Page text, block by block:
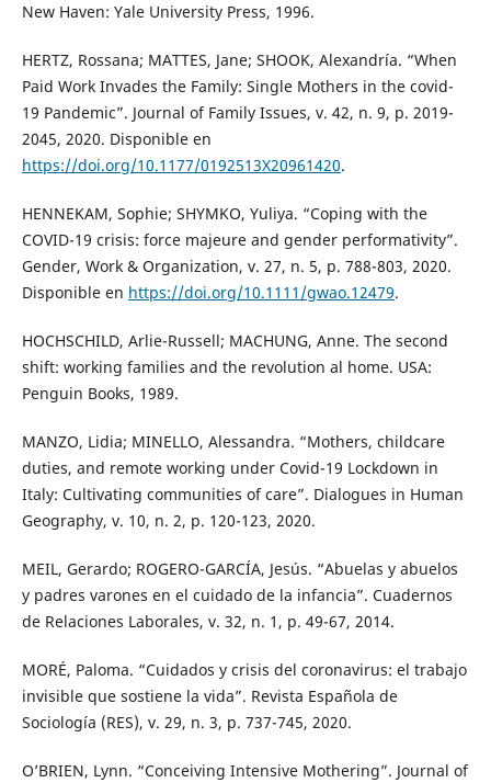
New Haven: Yale University Press, 1996.
HERTZ, Rossana; MATTES, Jane; SHOOK, Alexandría. “When
Paid Work Invades the Family: Single Mothers in the covid-
19 Pandemic”. Journal of Family Issues, v. 42, n. 9, p. 2019-
2045, 2020. Disponible en
https://doi.org/10.1177/0192513X20961420.
HENNEKAM, Sophie; SHYMKO, Yuliya. “Coping with the
COVID-19 crisis: force majeure and gender performativity”.
Gender, Work & Organization, v. 27, n. 5, p. 788-803, 2020.
Disponible en https://doi.org/10.1111/gwao.12479.
HOCHSCHILD, Arlie-Russell; MACHUNG, Anne. The second
shift: working families and the revolution al home. USA:
Penguin Books, 1989.
MANZO, Lidia; MINELLO, Alessandra. “Mothers, childcare
duties, and remote working under Covid-19 Lockdown in
Italy: Cultivating communities of care”. Dialogues in Human
Geography, v. 10, n. 2, p. 120-123, 2020.
MEIL, Gerardo; ROGERO-GARCÍA, Jesús. “Abuelas y abuelos
y padres varones en el cuidado de la infancia”. Cuadernos
de Relaciones Laborales, v. 32, n. 1, p. 49-67, 2014.
MORÉ, Paloma. “Cuidados y crisis del coronavirus: el trabajo
invisible que sostiene la vida”. Revista Española de
Sociología (RES), v. 29, n. 3, p. 737-745, 2020.
O’BRIEN, Lynn. “Conceiving Intensive Mothering”. Journal of